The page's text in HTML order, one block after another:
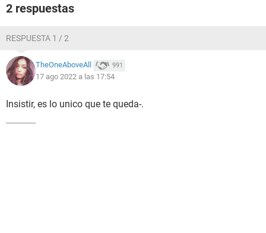
2 respuestas
RESPUESTA 1 / 2
TheOneAboveAll 991
17 ago 2022 a las 17:54
Insistir, es lo unico que te queda-.